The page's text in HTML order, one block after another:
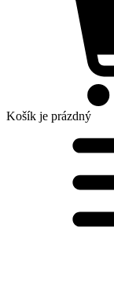
Košík je prázdný